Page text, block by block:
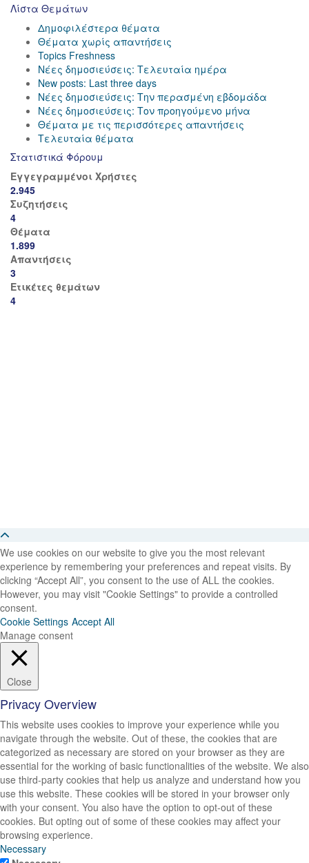
Λίστα Θεμάτων
Δημοφιλέστερα θέματα
Θέματα χωρίς απαντήσεις
Topics Freshness
Νέες δημοσιεύσεις: Τελευταία ημέρα
New posts: Last three days
Νέες δημοσιεύσεις: Την περασμένη εβδομάδα
Νέες δημοσιεύσεις: Τον προηγούμενο μήνα
Θέματα με τις περισσότερες απαντήσεις
Τελευταία θέματα
Στατιστικά Φόρουμ
Εγγεγραμμένοι Χρήστες
2.945
Συζητήσεις
4
Θέματα
1.899
Απαντήσεις
3
Ετικέτες θεμάτων
4
We use cookies on our website to give you the most relevant
experience by remembering your preferences and repeat visits. By
clicking “Accept All”, you consent to the use of ALL the cookies.
However, you may visit "Cookie Settings" to provide a controlled
consent.
Cookie Settings Accept All
Manage consent
Close
Privacy Overview
This website uses cookies to improve your experience while you
navigate through the website. Out of these, the cookies that are
categorized as necessary are stored on your browser as they are
essential for the working of basic functionalities of the website. We also
use third-party cookies that help us analyze and understand how you
use this website. These cookies will be stored in your browser only
with your consent. You also have the option to opt-out of these
cookies. But opting out of some of these cookies may affect your
browsing experience.
Necessary